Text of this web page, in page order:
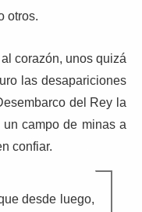
otros.
corazón, unos quizá
las desapariciones
del Rey la
campo de minas a
confiar.
desde luego,